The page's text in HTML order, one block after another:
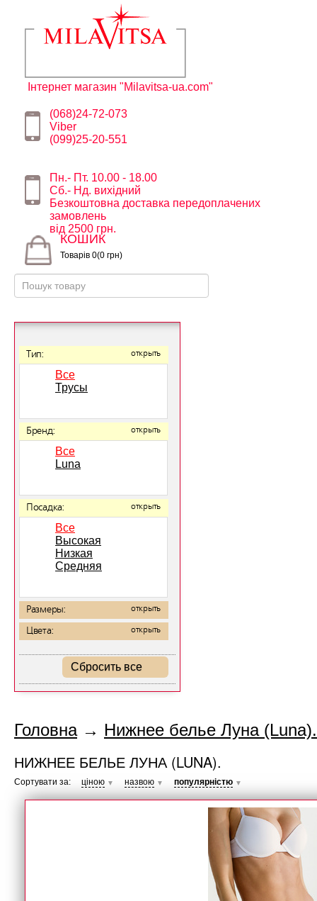
Інтернет магазин "Milavitsa-ua.com"
(068)24-72-073
Viber
(099)25-20-551
Пн.- Пт. 10.00 - 18.00
Сб.- Нд. вихідний
Безкоштовна доставка передоплачених
замовлень
від 2500 грн.
КОШИК
Товарів 0(0 грн)
Тип: открыть
Все
Трусы
Бренд: открыть
Все
Luna
Посадка: открыть
Все
Высокая
Низкая
Средняя
Размеры: открыть
Цвета: открыть
Сбросить все
Головна→ Нижнее белье Луна (Luna).
НИЖНЕЕ БЕЛЬЕ ЛУНА (LUNA).
Сортувати за: ціною ▼ назвою ▼ популярністю ▼